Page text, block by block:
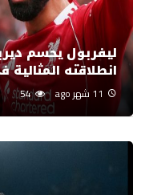
ليفربول يحسم
انطلاقته المثالية
11 شهر ago 54